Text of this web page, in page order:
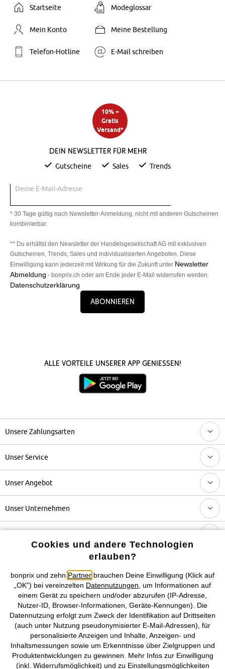
Startseite Modeglossar
Mein Konto Meine Bestellung
Telefon-Hotline E-Mail schreiben
10% +
Gratis
Versand*
Dein Newsletter für mehr
Gutscheine Sales Trends
Deine E-Mail-Adresse
* 30 Tage gültig nach Newsletter-Anmeldung, nicht mit anderen Gutscheinen
kombinierbar.
** Du erhältst den Newsletter der Handelsgesellschaft AG mit exklusiven
Gutscheinen, Trends, Sales und individualisierten Angeboten. Diese
Einwilligung kann jederzeit mit Wirkung für die Zukunft unter Newsletter
Abmeldung - bonprix.ch oder am Ende jeder E-Mail widerrufen werden.
Datenschutzerklärung
Abonnieren
Alle Vorteile unserer App genießen!
Unsere Zahlungsarten
Unser Service
Unser Angebot
Unser Unternehmen
Preisangaben inkl. gesetzl. MwSt. und zzgl.Service- &
Versandkosten
AGB Datenschutz Cookie-Einstellungen Impressum
Vertrag widerrufen
Cookies und andere Technologien
erlauben?
bonprix und zehn Partner brauchen Deine Einwilligung (Klick auf
„OK”) bei vereinzelten Datennutzungen , um Informationen auf
einem Gerät zu speichern und/oder abzurufen (IP-Adresse,
Nutzer-ID, Browser-Informationen, Geräte-Kennungen). Die
Datennutzung erfolgt zum Zweck der Identifikation auf Drittseiten
(auch unter Nutzung pseudonymisierter E-Mail-Adressen), für
personalisierte Anzeigen und Inhalte, Anzeigen- und
Inhaltsmessungen sowie um Erkenntnisse über Zielgruppen und
Produktentwicklungen zu gewinnen. Mehr Infos zur Einwilligung
(inkl. Widerrufsmöglichkeit) und zu Einstellungsmöglichkeiten